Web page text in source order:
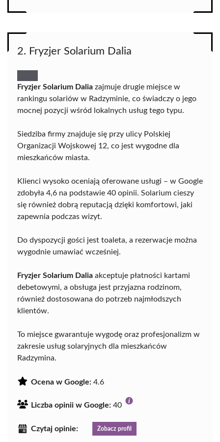
2. Fryzjer Solarium Dalia
Fryzjer Solarium Dalia zajmuje drugie miejsce w
rankingu solariów w Radzyminie, co świadczy o jego
mocnej pozycji wśród lokalnych usług tego typu.
Siedziba firmy znajduje się przy ulicy Polskiej
Organizacji Wojskowej 12, co jest wygodne dla
mieszkańców miasta.
Klienci wysoko oceniają oferowane usługi – w Google
zdobyła 4,6 na podstawie 40 opinii. Solarium cieszy
się również dobrą reputacją dzięki komfortowi, jaki
zapewnia podczas wizyt.
Do dyspozycji gości jest toaleta, a rezerwacje można
wygodnie umawiać wcześniej.
Fryzjer Solarium Dalia akceptuje płatności kartami
debetowymi, a obsługa jest przyjazna rodzinom,
również dostosowana do potrzeb najmłodszych
klientów.
To miejsce gwarantuje wygodę oraz profesjonalizm w
zakresie usług solaryjnych dla mieszkańców
Radzymina.
Ocena w Google: 4.6
Liczba opinii w Google: 40
Czytaj opinie: Zobacz profil